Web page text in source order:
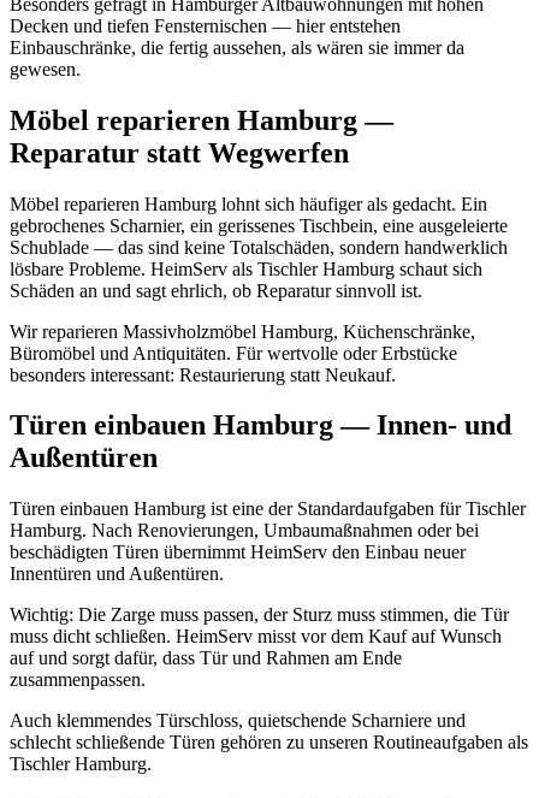
Decken und tiefen Fensternischen — hier entstehen
Einbauschränke, die fertig aussehen, als wären sie immer da
gewesen.
Möbel reparieren Hamburg —
Reparatur statt Wegwerfen
Möbel reparieren Hamburg lohnt sich häufiger als gedacht. Ein
gebrochenes Scharnier, ein gerissenes Tischbein, eine ausgeleierte
Schublade — das sind keine Totalschäden, sondern handwerklich
lösbare Probleme. HeimServ als Tischler Hamburg schaut sich
Schäden an und sagt ehrlich, ob Reparatur sinnvoll ist.
Wir reparieren Massivholzmöbel Hamburg, Küchenschränke,
Büromöbel und Antiquitäten. Für wertvolle oder Erbstücke
besonders interessant: Restaurierung statt Neukauf.
Türen einbauen Hamburg — Innen- und
Außentüren
Türen einbauen Hamburg ist eine der Standardaufgaben für Tischler
Hamburg. Nach Renovierungen, Umbaumaßnahmen oder bei
beschädigten Türen übernimmt HeimServ den Einbau neuer
Innentüren und Außentüren.
Wichtig: Die Zarge muss passen, der Sturz muss stimmen, die Tür
muss dicht schließen. HeimServ misst vor dem Kauf auf Wunsch
auf und sorgt dafür, dass Tür und Rahmen am Ende
zusammenpassen.
Auch klemmendes Türschloss, quietschende Scharniere und
schlecht schließende Türen gehören zu unseren Routineaufgaben als
Tischler Hamburg.